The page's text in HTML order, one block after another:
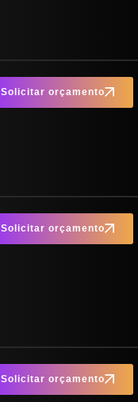
Solicitar orçamento
Solicitar orçamento
Solicitar orçamento